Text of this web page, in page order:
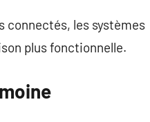
connectés, les systèmes
plus fonctionnelle.